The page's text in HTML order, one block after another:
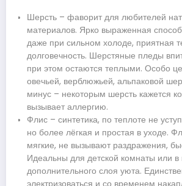
Шерсть – фаворит для любителей
материалов. Ярко выраженная
даже при сильном холоде, приятная
долговечность. Шерстяные пледы
при этом остаются теплыми. Особо
овечьей, верблюжьей, альпаковой
минус – некоторым шерсть кажется
вызывает аллергию.
Флис – синтетика, по теплоте не
но более лёгкая и простая в уходе.
мягкие, не вызывают раздражения,
Идеальны для детской комнаты или в
дополнительного слоя уюта.